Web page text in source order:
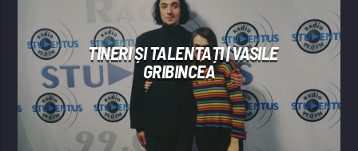
TINERI ȘI TALENTAȚI | VASILE
GRIBINCEA